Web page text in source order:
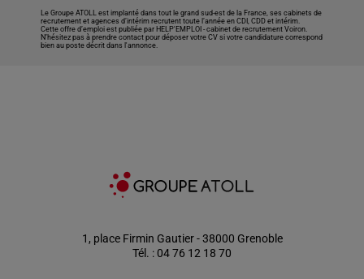
Le Groupe ATOLL est implanté dans tout le grand sud-est de la France, ses cabinets de
recrutement et agences d’intérim recrutent toute l’année en CDI, CDD et intérim.
Cette offre d’emploi est publiée par HELP'EMPLOI -cabinet de recrutement Voiron.
N’hésitez pas à prendre contact pour déposer votre CV si votre candidature correspond
bien au poste décrit dans l'annonce.
1, place Firmin Gautier - 38000 Grenoble
Tél. : 04 76 12 18 70